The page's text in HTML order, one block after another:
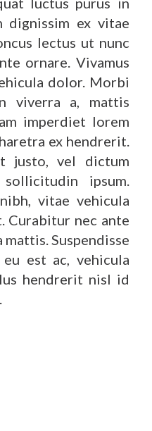
dignissim ex vitae
lectus ut nunc
ornare. Vivamus
dolor. Morbi
viverra a, mattis
imperdiet lorem
ex hendrerit.
justo, vel dictum
ipsum.
vitae vehicula
Curabitur nec ante
Suspendisse
est ac, vehicula
hendrerit nisl id